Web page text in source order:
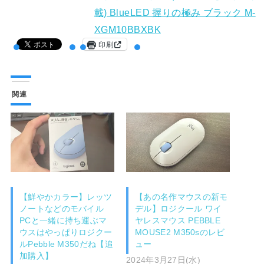
載) BlueLED 握りの極み ブラック M-
XGM10BBXBK
印刷
関連
【鮮やかカラー】レッツ
ノートなどのモバイル
PCと一緒に持ち運ぶマ
ウスはやっぱりロジクー
ルPebble M350だね【追
加購入】
【あの名作マウスの新モ
デル】ロジクール ワイ
ヤレスマウス PEBBLE
MOUSE2 M350sのレビ
ュー
2024年3月27日(水)